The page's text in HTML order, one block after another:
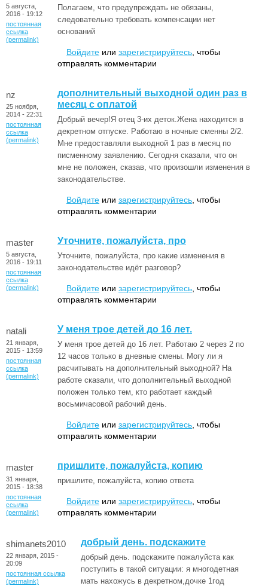
5 августа,
2016 - 19:12
постоянная
ссылка
(permalink)
Полагаем, что предупреждать не обязаны,
следовательно требовать компенсации нет
оснований
Войдите или зарегистрируйтесь , чтобы
отправлять комментарии
nz
25 ноября,
2014 - 22:31
постоянная
ссылка
(permalink)
дополнительный выходной один раз в
месяц с оплатой
Добрый вечер!Я отец 3-их деток.Жена находится в
декретном отпуске. Работаю в ночные сменны 2/2.
Мне предоставляли выходной 1 раз в месяц по
писменному заявлению. Сегодня сказали, что он
мне не положен, сказав, что произошли изменения в
законодательстве.
Войдите или зарегистрируйтесь , чтобы
отправлять комментарии
master
5 августа,
2016 - 19:11
постоянная
ссылка
(permalink)
Уточните, пожалуйста, про
Уточните, пожалуйста, про какие изменения в
законодательстве идёт разговор?
Войдите или зарегистрируйтесь , чтобы
отправлять комментарии
natali
21 января,
2015 - 13:59
постоянная
ссылка
(permalink)
У меня трое детей до 16 лет.
У меня трое детей до 16 лет. Работаю 2 через 2 по
12 часов только в дневные смены. Могу ли я
расчитывать на дополнительный выходной? На
работе сказали, что дополнительный выходной
положен только тем, кто работает каждый
восьмичасовой рабочий день.
Войдите или зарегистрируйтесь , чтобы
отправлять комментарии
master
31 января,
2015 - 18:38
постоянная
ссылка
(permalink)
пришлите, пожалуйста, копию
пришлите, пожалуйста, копию ответа
Войдите или зарегистрируйтесь , чтобы
отправлять комментарии
shimanets2010
22 января, 2015 -
20:09
постоянная ссылка
(permalink)
добрый день. подскажите
добрый день. подскажите пожалуйста как
поступить в такой ситуации: я многодетная
мать нахожусь в декретном,дочке 1год